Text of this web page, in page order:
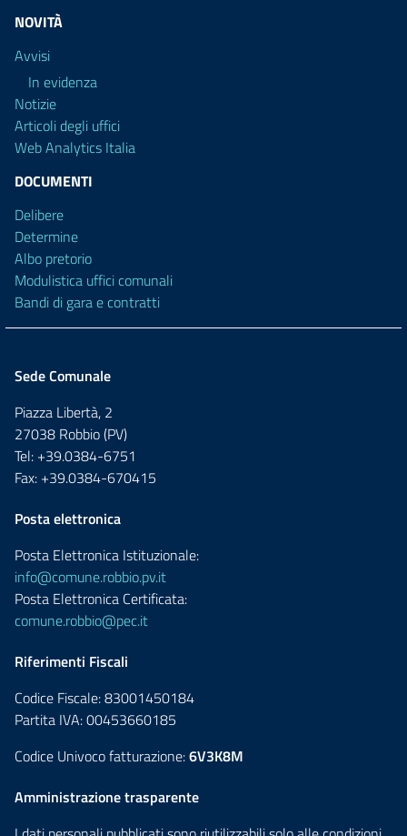
NOVITÀ
Avvisi
In evidenza
Notizie
Articoli degli uffici
Web Analytics Italia
DOCUMENTI
Delibere
Determine
Albo pretorio
Modulistica uffici comunali
Bandi di gara e contratti
Sede Comunale
Piazza Libertà, 2
27038 Robbio (PV)
Tel: +39.0384-6751
Fax: +39.0384-670415
Posta elettronica
Posta Elettronica Istituzionale:
info@comune.robbio.pv.it
Posta Elettronica Certificata:
comune.robbio@pec.it
Riferimenti Fiscali
Codice Fiscale: 83001450184
Partita IVA: 00453660185
Codice Univoco fatturazione:6V3K8M
Amministrazione trasparente